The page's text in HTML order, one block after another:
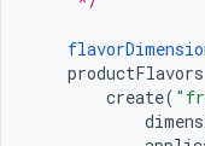
productFlavors
create(